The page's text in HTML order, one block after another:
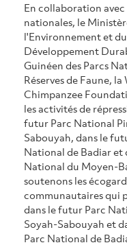
En collaboration
nationales, le
l'Environnement et du
Développement
Guinéen des Parcs
Réserves de Faune, la
Chimpanzee
les activités de
futur Parc National
Sabouyah, dans le
National de Badiar et
National du Moyen-
soutenons les
communautaires qui
dans le futur Parc
Soyah-Sabouyah et
Parc National de